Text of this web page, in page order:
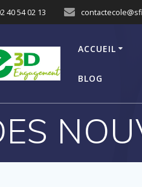
40 54 02 13
ACCUEIL
BLOG